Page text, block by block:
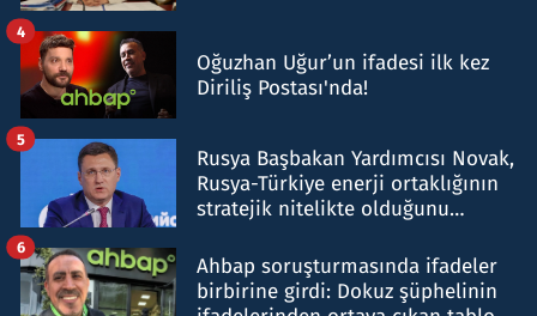
Oğuzhan Uğur’un ifadesi ilk kez
Diriliş Postası'nda!
4
Rusya Başbakan Yardımcısı Novak,
Rusya-Türkiye enerji ortaklığının
stratejik nitelikte olduğunu
5
Ahbap soruşturmasında ifadeler
birbirine girdi: Dokuz şüphelinin
6